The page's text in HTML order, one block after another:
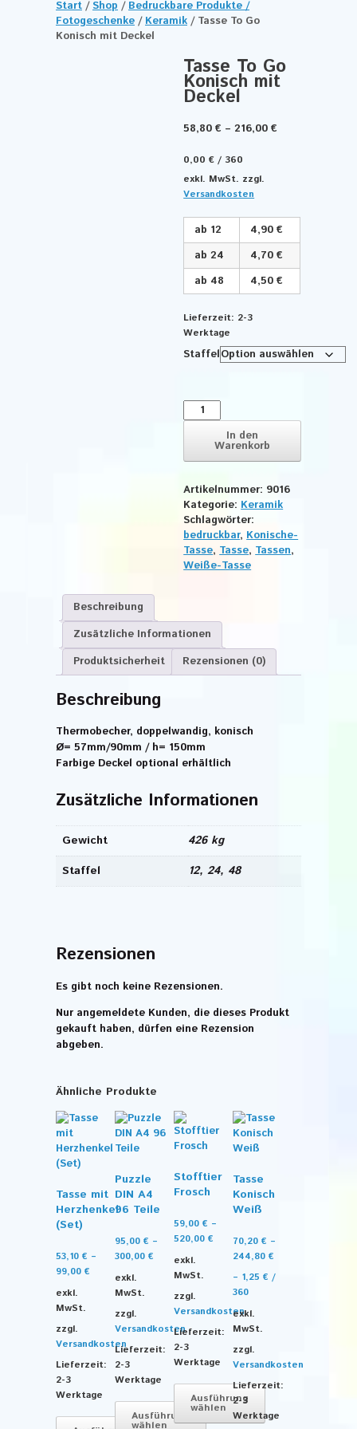
Start /Shop /Bedruckbare Produkte /
Fotogeschenke /Keramik / Tasse To Go
Konisch mit Deckel
Tasse To Go
Konisch mit
Deckel
58,80€ –216,00€
0,00€ / 360
exkl. MwSt. zzgl.
Versandkosten
ab 12
4,90 €
ab 24
4,70 €
ab 48
4,50 €
Lieferzeit: 2-3
Werktage
Staffel
Tasse
To
Konisch
mit
Menge
In den
Warenkorb
Artikelnummer: 9016
Kategorie: Keramik
Schlagwörter:
bedruckbar, Konische-
Tasse, Tasse, Tassen,
Weiße-Tasse
Beschreibung
Zusätzliche Informationen
Produktsicherheit
Rezensionen (0)
Beschreibung
Thermobecher, doppelwandig, konisch
Ø= 57mm/90mm / h= 150mm
Farbige Deckel optional erhältlich
Zusätzliche Informationen
Gewicht
426 kg
Staffel
12, 24, 48
Rezensionen
Es gibt noch keine Rezensionen.
Nur angemeldete Kunden, die dieses Produkt
gekauft haben, dürfen eine Rezension
abgeben.
Ähnliche Produkte
Tasse mit
Herzhenkel
(Set)
53,10 € –
99,00 €
exkl.
MwSt.
zzgl.
Versandkosten
Lieferzeit:
2-3
Werktage
Puzzle
DIN A4
96 Teile
95,00€ –
300,00€
exkl.
MwSt.
zzgl.
Versandkosten
Lieferzeit:
2-3
Werktage
Ausführung
wählen
Stofftier
Frosch
59,00€ –
520,00€
exkl.
MwSt.
zzgl.
Versandkosten
Lieferzeit:
2-3
Werktage
Ausführung
wählen
Tasse
Konisch
Weiß
70,20€ –
244,80€
– 1,25€ /
360
exkl.
MwSt.
zzgl.
Versandkosten
Lieferzeit:
2-3
Werktage